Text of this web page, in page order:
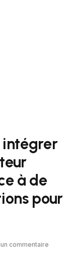
intégrer
à de
pour
commentaire